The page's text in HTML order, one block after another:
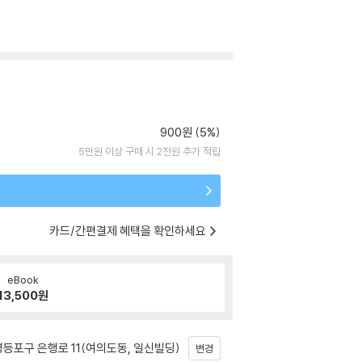
900원 (5%)
5만원 이상 구매 시 2천원 추가 적립
카드/간편결제 혜택을 확인하세요
eBook
원
포구 은행로 11(여의도동, 일신빌딩) 변경